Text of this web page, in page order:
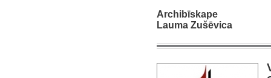
Archibīskape
Lauma Zušēvica